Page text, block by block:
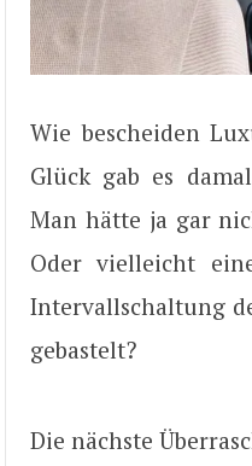
Wie bescheiden
Glück gab es
Man hätte ja gar
Oder vielleicht
Intervallschaltung
gebastelt?
Die nächste